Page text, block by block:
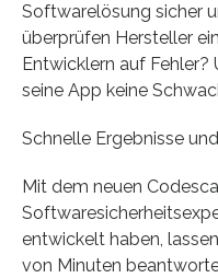
Softwarelösung sicher
überprüfen Hersteller
Entwicklern auf Fehler?
seine App keine
Schnelle Ergebnisse
Mit dem neuen
entwickelt haben,
von Minuten